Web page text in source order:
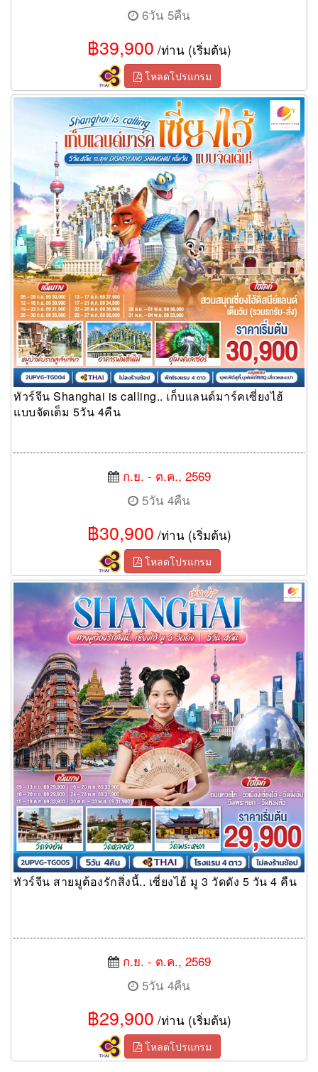
6วัน 5คืน
฿39,900 /ท่าน (เริ่มต้น)
โหลดโปรแกรม
ทัวร์จีน Shanghai is calling.. เก็บแลนด์มาร์คเซี่ยงไฮ้ แบบจัดเต็ม
ทัวร์จีน Shanghai is calling.. เก็บแลนด์มาร์คเซี่ยงไฮ้
แบบจัดเต็ม 5วัน 4คืน
ก.ย. - ต.ค., 2569
5วัน 4คืน
฿30,900 /ท่าน (เริ่มต้น)
โหลดโปรแกรม
ทัวร์จีน สายมูต้องรักสิ่งนี้.. เซี่ยงไฮ้ มู 3 วัดดัง 5 วัน 4 คืน
ทัวร์จีน สายมูต้องรักสิ่งนี้.. เซี่ยงไฮ้ มู 3 วัดดัง 5 วัน 4 คืน
ก.ย. - ต.ค., 2569
5วัน 4คืน
฿29,900 /ท่าน (เริ่มต้น)
โหลดโปรแกรม